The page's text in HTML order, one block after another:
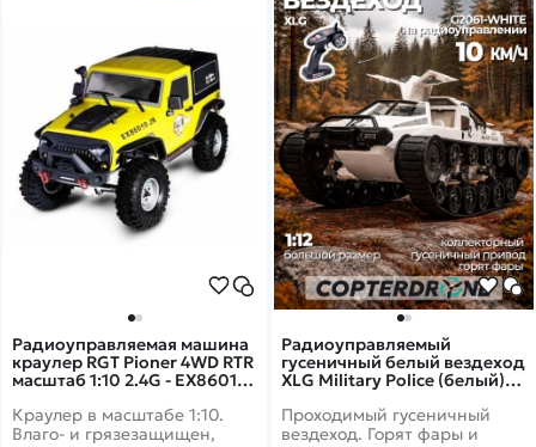
Радиоуправляемый
гусеничный белый вездеход
XLG Military Police (белый)
G2061-WHITE
Проходимый гусеничный
вездеход. Горят фары и
Радиоуправляемая машина
краулер RGT Pioner 4WD RTR
масштаб 1:10 2.4G - EX86010-
Краулер в масштабе 1:10.
Влаго- и грязезащищен,